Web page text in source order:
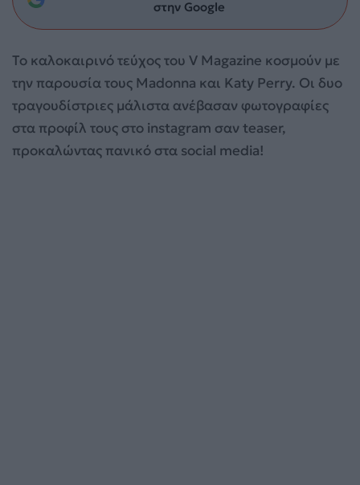
στην Google
Το καλοκαιρινό τεύχος του V Magazine κοσμούν με
την παρουσία τους Madonna και Katy Perry. Οι δυο
τραγουδίστριες μάλιστα ανέβασαν φωτογραφίες
στα προφίλ τους στο instagram σαν teaser,
προκαλώντας πανικό στα social media!